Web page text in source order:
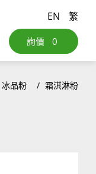
繁
EN
詢價 0
冰品粉 霜淇淋粉